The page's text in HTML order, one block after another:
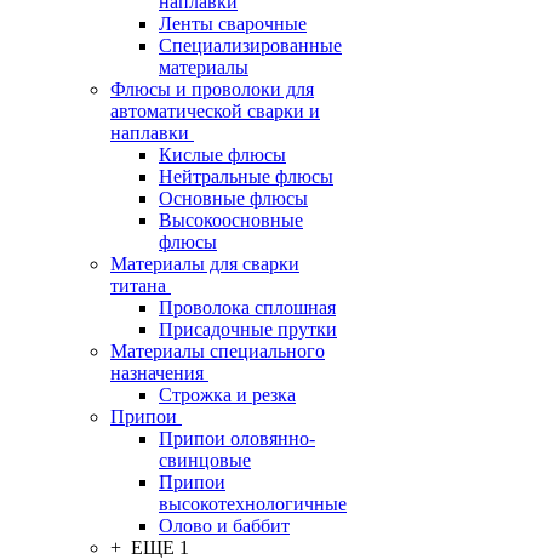
Ленты сварочные
Специализированные
материалы
Флюсы и проволоки для
автоматической сварки и
наплавки
Кислые флюсы
Нейтральные флюсы
Основные флюсы
Высокоосновные
флюсы
Материалы для сварки
титана
Проволока сплошная
Присадочные прутки
Материалы специального
назначения
Строжка и резка
Припои
Припои оловянно-
свинцовые
Припои
высокотехнологичные
Олово и баббит
+ ЕЩЕ 1